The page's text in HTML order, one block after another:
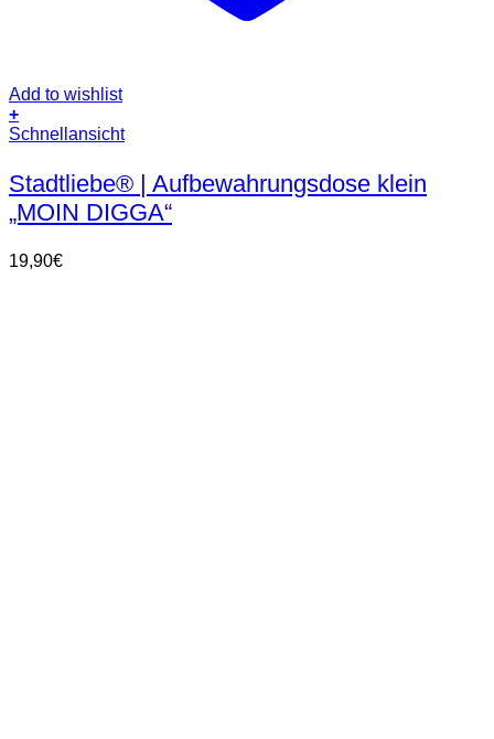
Add to wishlist
+
Schnellansicht
Stadtliebe® | Aufbewahrungsdose klein
„MOIN DIGGA“
19,90€